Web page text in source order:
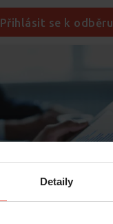
Detaily
Přihlásit se k odběru